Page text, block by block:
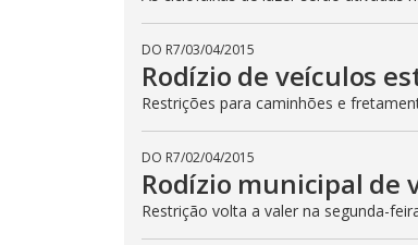
DO R7/03/04/2015
Rodízio de veículos
Restrições para caminhões e
DO R7/02/04/2015
Rodízio municipal de
Restrição volta a valer na segunda-